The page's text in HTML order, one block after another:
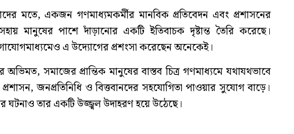
মতে, একজন গণমাধ্যমকর্মীর মানবিক প্রতিবেদন এবং প্রশাসনের
মানুষের পাশে দাঁড়ানোর একটি ইতিবাচক দৃষ্টান্ত তৈরি করেছে।
এ উদ্যোগের প্রশংসা করেছেন অনেকেই।
সমাজের প্রান্তিক মানুষের বাস্তব চিত্র গণমাধ্যমে যথাযথভাবে
জনপ্রতিনিধি ও বিত্তবানদের সহযোগিতা পাওয়ার সুযোগ বাড়ে।
ঘটনাও তার একটি উজ্জ্বল উদাহরণ হয়ে উঠেছে।